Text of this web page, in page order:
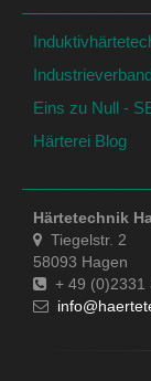
Eins zu Null -
Härterei Blog
Härtetechnik
Tiegelstr. 2
58093 Hagen
+ 49 (0)2331